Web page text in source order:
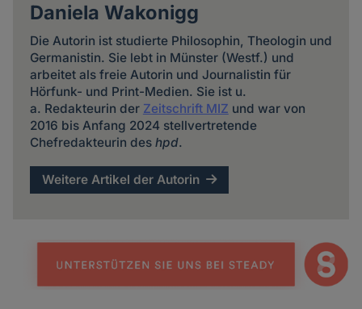
Daniela Wakonigg
Die Autorin ist studierte Philosophin, Theologin und
Germanistin. Sie lebt in Münster (Westf.) und
arbeitet als freie Autorin und Journalistin für
Hörfunk- und Print-Medien. Sie ist u.
a. Redakteurin der Zeitschrift MIZ und war von
2016 bis Anfang 2024 stellvertretende
Chefredakteurin des hpd.
Weitere Artikel der Autorin